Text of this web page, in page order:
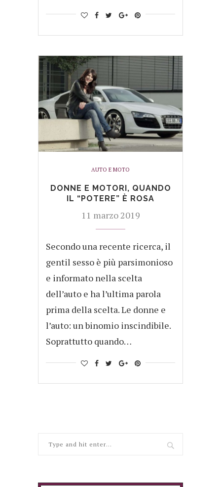
AUTO E MOTO
DONNE E MOTORI, QUANDO
IL “POTERE” È ROSA
11 marzo 2019
Secondo una recente ricerca, il
gentil sesso è più parsimonioso
e informato nella scelta
dell’auto e ha l’ultima parola
prima della scelta. Le donne e
l’auto: un binomio inscindibile.
Soprattutto quando…